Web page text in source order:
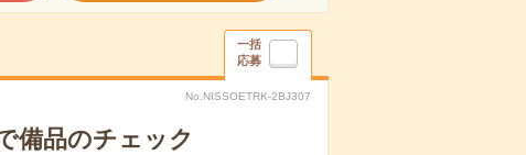
一括
応募
No.NISSOETRK-2BJ307
備品のチェック